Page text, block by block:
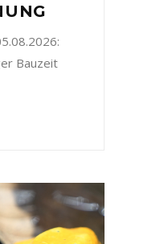
Bauzeit